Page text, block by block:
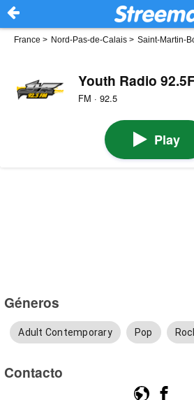
France > Nord-Pas-de-Calais > Saint-Martin-
Youth Radio
FM · 92.5
Play
Géneros
Adult Contemporary Pop
Contacto